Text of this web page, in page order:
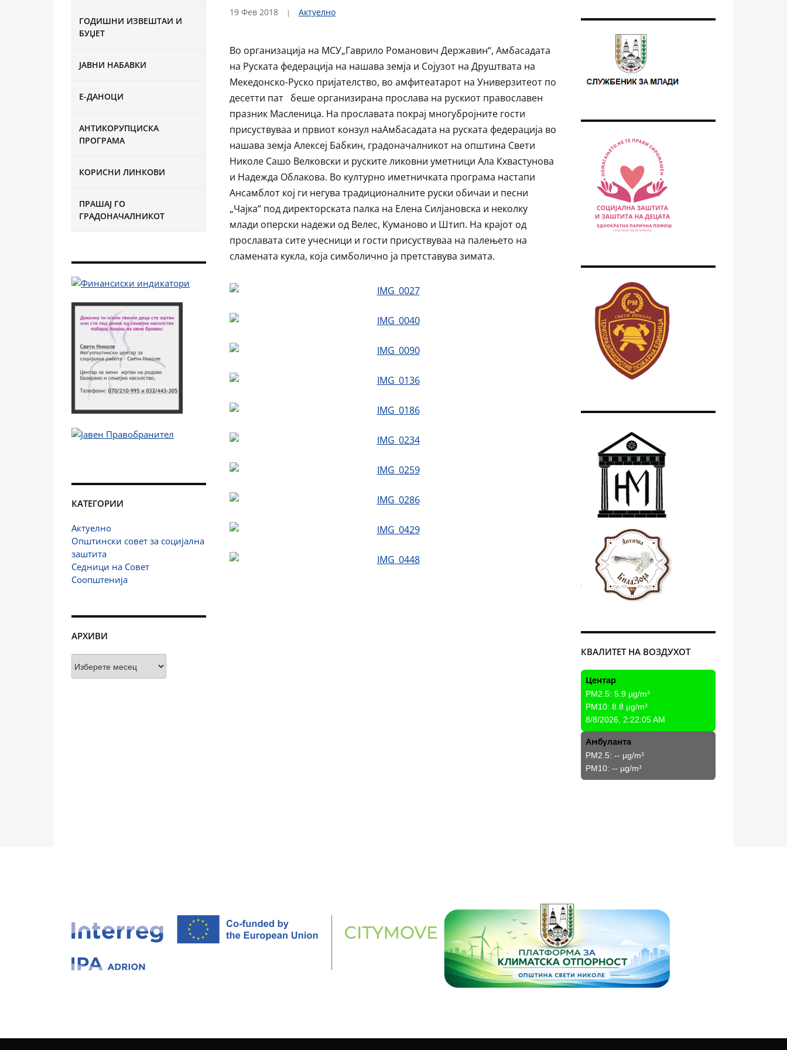
ГОДИШНИ ИЗВЕШТАИ И
БУЏЕТ
ЈАВНИ НАБАВКИ
Е-ДАНОЦИ
АНТИКОРУПЦИСКА
ПРОГРАМА
КОРИСНИ ЛИНКОВИ
ПРАШАЈ ГО
ГРАДОНАЧАЛНИКОТ
КАТЕГОРИИ
Актуелно
Општински совет за социјална
заштита
Седници на Совет
Соопштенија
АРХИВИ
19 Фев 2018 Актуелно
Во организација на МСУ„Гаврило Романович Державин“, Амбасадата
на Руската федерација на нашава земја и Сојузот на Друштвата на
Мекедонско-Руско пријателство, во амфитеатарот на Универзитеот по
десетти пат беше организирана прослава на рускиот православен
празник Масленица. На прославата покрај многубројните гости
присуствуваа и првиот конзул наАмбасадата на руската федерација во
нашава земја Алексеј Бабкин, градоначалникот на општина Свети
Николе Сашо Велковски и руските ликовни уметници Ала Кхвастунова
и Надежда Облакова. Во културно иметничката програма настапи
Ансамблот кој ги негува традиционалните руски обичаи и песни
„Чајка“ под директорската палка на Елена Силјановска и неколку
млади оперски надежи од Велес, Куманово и Штип. На крајот од
прославата сите учесници и гости присуствуваа на палењето на
сламената кукла, која симболично ја претставува зимата.
КВАЛИТЕТ НА ВОЗДУХОТ
Центар
PM2.5: 5.9 µg/m³
PM10: 8.8 µg/m³
8/8/2026, 2:22:05 AM
Амбуланта
PM2.5: -- µg/m³
PM10: -- µg/m³